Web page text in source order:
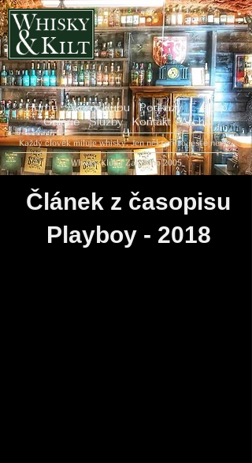
Home Akce v klubuPoukazyE-shop
Galerie
Služby Kontakt Archiv
Každý člověk miluje whisky. Jen někteří to ještě neví...
Whisky Klub | Založeno 2005
Článek z časopisu
Playboy - 2018